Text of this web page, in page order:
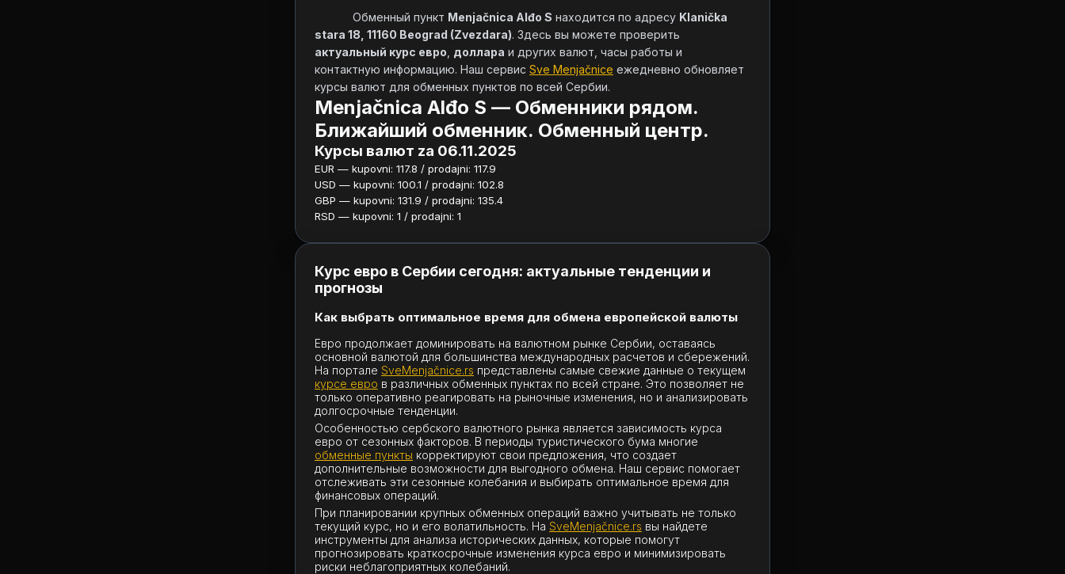
            Обменный пункт
Menjačnica Alđo S находится по адресу Klanička
stara 18, 11160 Beograd (Zvezdara)
актуальный курс евро доллара и других валют, часы работы и
контактную информацию. Наш сервис Sve Menjačnice ежедневно обновляет
курсы валют для обменных пунктов по всей Сербии.
Menjačnica Alđo S — Обменники рядом.
Ближайший обменник. Обменный центр.
Курсы валют za 06.11.2025
EUR — kupovni: 117.8 / prodajni: 117.9
USD — kupovni: 100.1 / prodajni: 102.8
GBP — kupovni: 131.9 / prodajni: 135.4
RSD — kupovni: 1 / prodajni: 1
Курс евро в Сербии сегодня: актуальные тенденции и
прогнозы
Как выбрать оптимальное время для обмена европейской валюты
Евро продолжает доминировать на валютном рынке Сербии, оставаясь
основной валютой для большинства международных расчетов и сбережений.
На портале SveMenjačnice.rs представлены самые свежие данные о текущем
курсе евро в различных обменных пунктах по всей стране. Это позволяет не
только оперативно реагировать на рыночные изменения, но и анализировать
долгосрочные тенденции.
Особенностью сербского валютного рынка является зависимость курса
евро от сезонных факторов. В периоды туристического бума многие
обменные пункты корректируют свои предложения, что создает
дополнительные возможности для выгодного обмена. Наш сервис помогает
отслеживать эти сезонные колебания и выбирать оптимальное время для
финансовых операций.
При планировании крупных обменных операций важно учитывать не только
текущий курс, но и его волатильность. На SveMenjačnice.rs вы найдете
инструменты для анализа исторических данных, которые помогут
прогнозировать краткосрочные изменения курса евро и минимизировать
риски неблагоприятных колебаний.